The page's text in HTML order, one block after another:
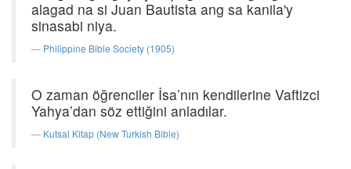
alagad na si Juan Bautista ang sa kanila'y
sinasabi niya.
Philippine Bible Society (1905)
O zaman öğrenciler İsa’nın kendilerine Vaftizci
Yahya’dan söz ettiğini anladılar.
Kutsal Kitap (New Turkish Bible)